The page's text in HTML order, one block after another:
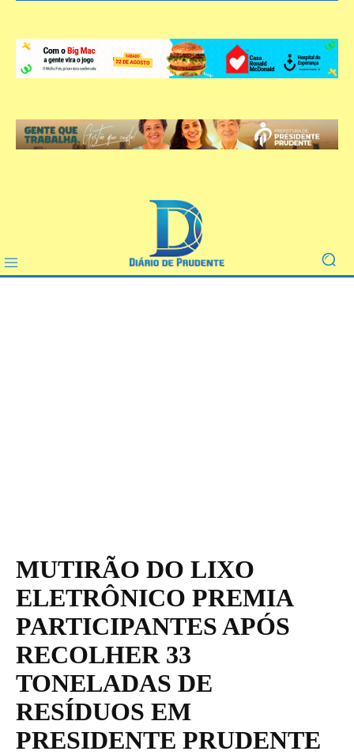
MUTIRÃO DO LIXO
ELETRÔNICO PREMIA
PARTICIPANTES APÓS
RECOLHER 33
TONELADAS DE
RESÍDUOS EM
PRESIDENTE PRUDENTE